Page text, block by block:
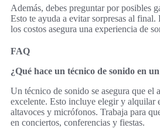
Además, debes preguntar por posibles
Esto te ayuda a evitar sorpresas al final.
los costos asegura una experiencia de
FAQ
¿Qué hace un técnico de sonido en
Un técnico de sonido se asegura que el
excelente. Esto incluye elegir y alquilar
altavoces y micrófonos. Trabaja para
en conciertos, conferencias y fiestas.